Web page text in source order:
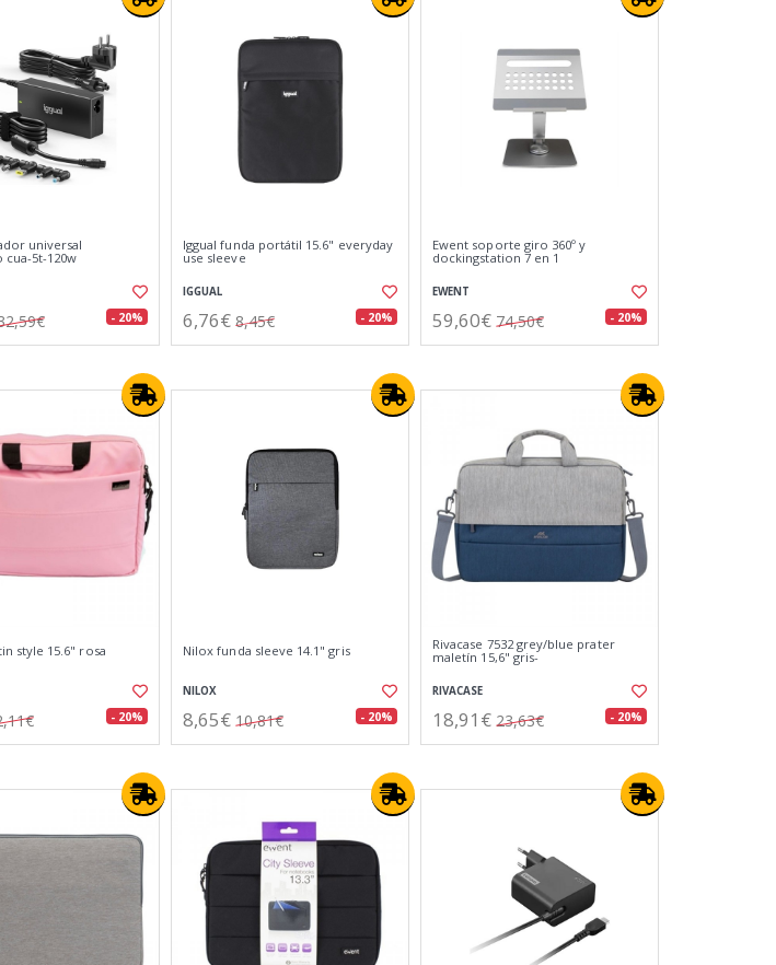
universal
5t-120w
- 20%
Iggual funda portátil 15.6" everyday
use sleeve
IGGUAL
6,76€ 8,45€ - 20%
Ewent soporte giro 360º y
dockingstation 7 en 1
EWENT
59,60€ 74,50€ - 20%
style 15.6" rosa
- 20%
Nilox funda sleeve 14.1" gris
NILOX
8,65€ 10,81€ - 20%
Rivacase 7532 grey/blue prater
maletín 15,6" gris-
RIVACASE
18,91€ 23,63€ - 20%